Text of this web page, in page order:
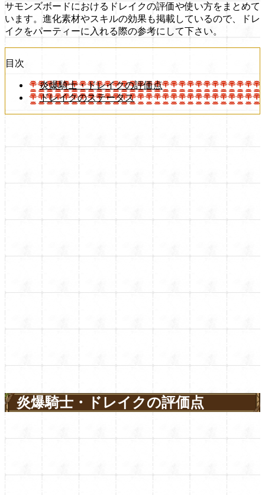
サモンズボードにおけるドレイクの評価や使い方をまとめて
います。進化素材やスキルの効果も掲載しているので、ドレ
イクをパーティーに入れる際の参考にして下さい。
目次
炎爆騎士・ドレイクの評価点
ドレイクのステータス
炎爆騎士・ドレイクの評価点